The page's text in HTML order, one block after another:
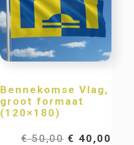
Bennekomse Vlag,
groot formaat
(120×180)
€50,00 € 40,00